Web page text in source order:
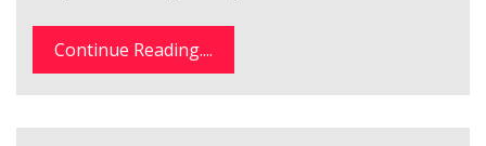
Continue Reading....